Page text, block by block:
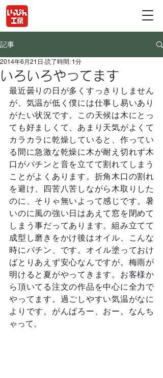
記事
いろいろやってます
2014年6月21日 読了時間: 1分
最近曇りの日が多くすっきりしません
が、気温が低く僕には仕事し易いあり
がたい状況です。この天候は木にとっ
ても好ましくて、あまり天気がよくて
カラカラに乾燥していると、作ってい
る間に急激な乾燥に木が耐え切れず木
口がパチンと音を立てて割れてしまう
ことがよくあります。折角木口の割れ
を避け、四苦八苦しながら木取りした
のに、そりゃ無いよって感じです。暑
いのに風の強い日はあえて窓を閉めて
しまう事だってあります。組み立てて
成型し磨きをかけ後はオイル、こんな
時にパチン、です。オイル塗っておけ
ばとりあえず安心なんですが。梅雨が
明けると夏がやってきます。お客様か
ら頂いてる注文の作品を中心に全力で
やってます。過ごしやすい気温がなに
よりです。がんばろー、おー。なんち